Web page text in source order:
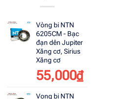
Vòng bi NTN
6205CM - Bạc
đạn dên Jupiter
Xăng cơ, Sirius
Xăng cơ
55,000₫
Vong bi NTN